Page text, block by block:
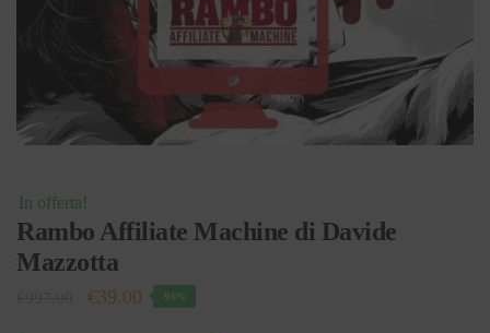
In offerta!
Rambo Affiliate Machine di Davide
Mazzotta
Il
€39.00 Il
-96%